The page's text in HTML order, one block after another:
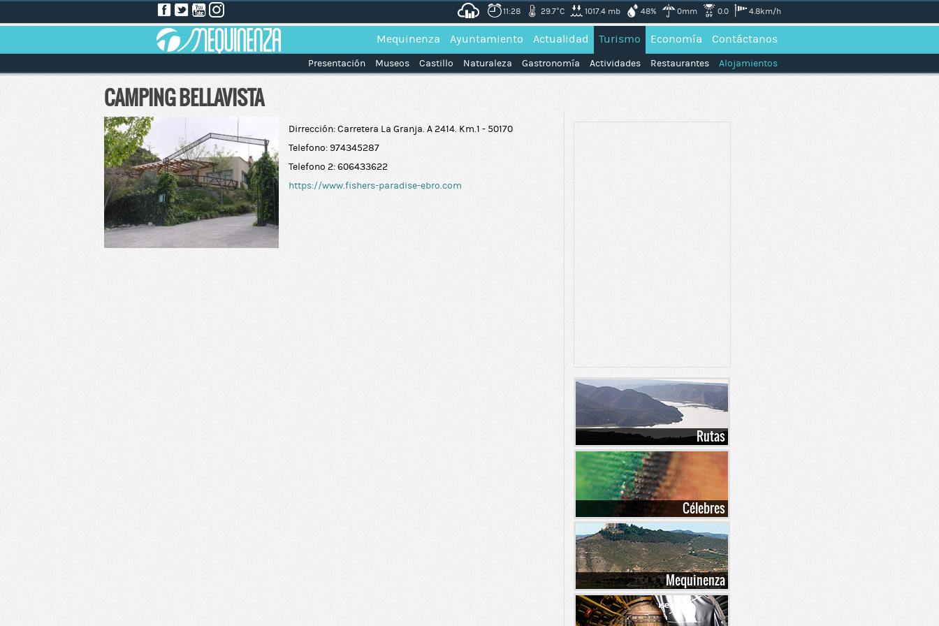
11:28 29.7°C 1017.4 mb 48% 0mm 0.0 4.8km/h
Mequinenza Ayuntamiento Actualidad Turismo Economía Contáctanos
Presentación Museos Castillo Naturaleza Gastronomía Actividades Restaurantes Alojamientos
CAMPING BELLAVISTA
Dirrección: Carretera La Granja. A 2414. Km.1 - 50170
Telefono: 974345287
Telefono 2: 606433622
https://www.fishers-paradise-ebro.com
Rutas
Célebres
Mequinenza